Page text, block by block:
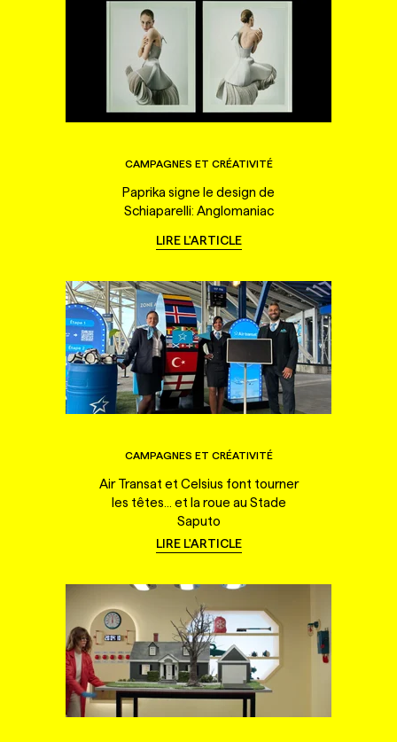
CAMPAGNES ET CRÉATIVITÉ
Paprika signe le design de
Schiaparelli: Anglomaniac
LIRE L'ARTICLE
CAMPAGNES ET CRÉATIVITÉ
Air Transat et Celsius font tourner
les têtes... et la roue au Stade
Saputo
LIRE L'ARTICLE